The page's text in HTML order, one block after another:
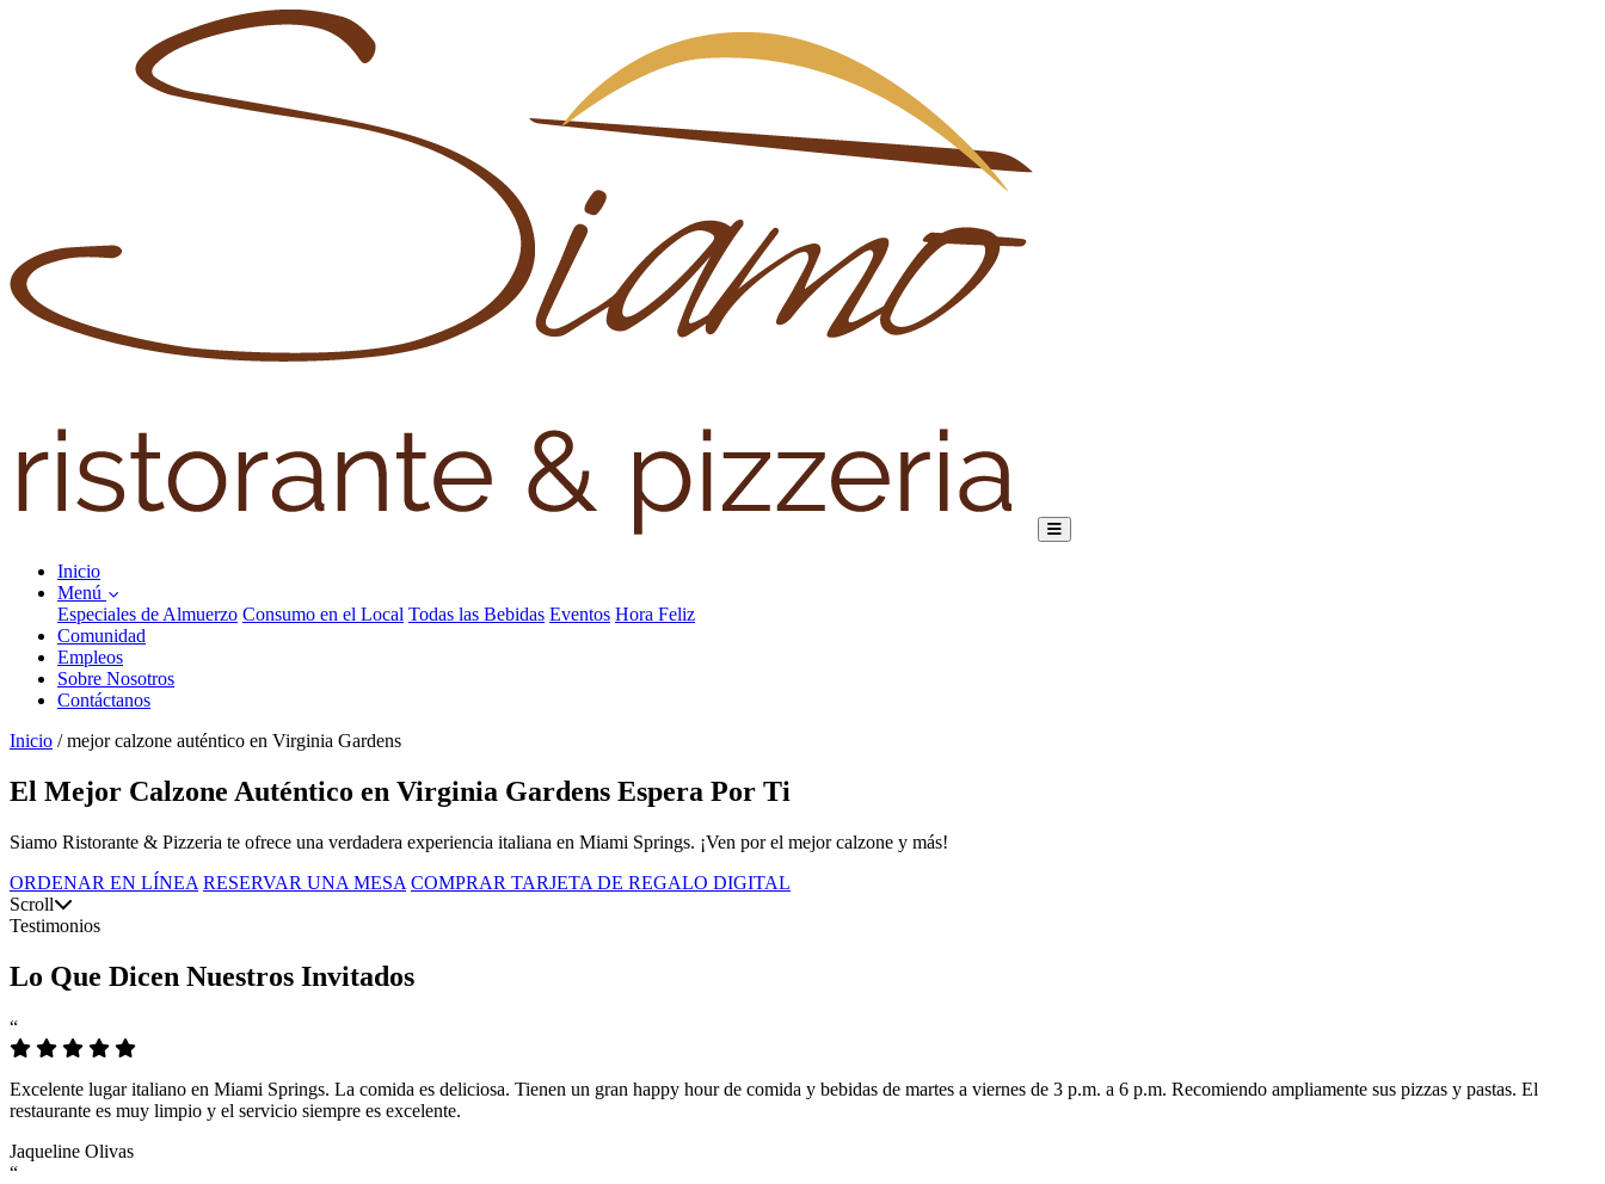
Inicio
Menú
Especiales de Almuerzo Consumo en el Local Todas las Bebidas Eventos Hora Feliz
Comunidad
Empleos
Sobre Nosotros
Contáctanos
Inicio / mejor calzone auténtico en Virginia Gardens
El Mejor Calzone Auténtico en Virginia Gardens Espera Por Ti
Siamo Ristorante & Pizzeria te ofrece una verdadera experiencia italiana en Miami Springs. ¡Ven por el mejor calzone y más!
ORDENAR EN LÍNEA RESERVAR UNA MESA COMPRAR TARJETA DE REGALO DIGITAL
Scroll
Testimonios
Lo Que Dicen Nuestros Invitados
“
Excelente lugar italiano en Miami Springs. La comida es deliciosa. Tienen un gran happy hour de comida y bebidas de martes a viernes de 3 p.m. a 6 p.m. Recomiendo ampliamente sus pizzas y pastas. El
restaurante es muy limpio y el servicio siempre es excelente.
Jaqueline Olivas
“